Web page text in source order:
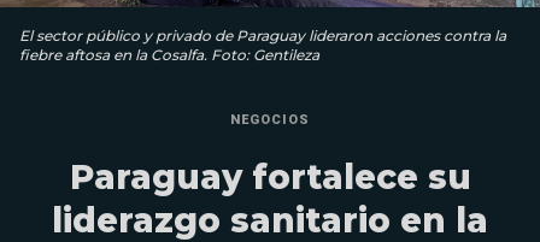
El sector público y privado de Paraguay lideraron acciones contra la
fiebre aftosa en la Cosalfa. Foto: Gentileza
NEGOCIOS
Paraguay fortalece su
liderazgo sanitario en la